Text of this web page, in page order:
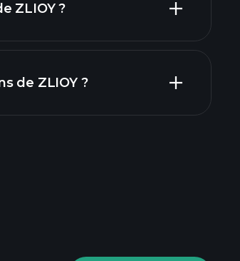
ZLIOY ?
de ZLIOY ?